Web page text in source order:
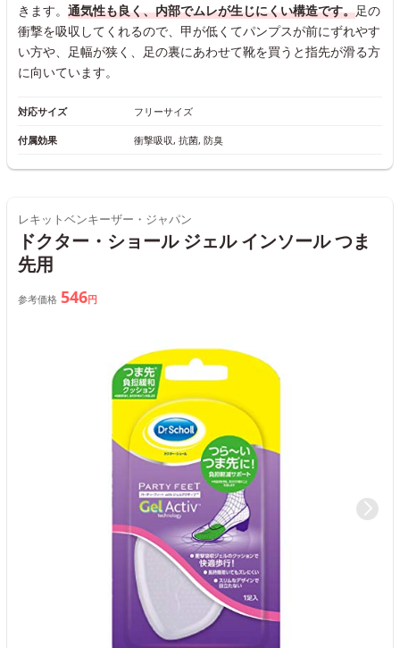
きます。 通気性も良く、内部でムレが生じにくい構造です。足の
衝撃を吸収してくれるので、甲が低くてパンプスが前にずれやす
い方や、足幅が狭く、足の裏にあわせて靴を買うと指先が滑る方
に向いています。
対応サイズ フリーサイズ
付属効果 衝撃吸収, 抗菌, 防臭
レキットベンキーザー・ジャパン
ドクター・ショール ジェル インソール つま
先用
参考価格 546円